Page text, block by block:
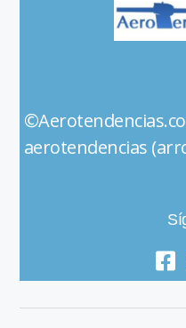
aerotendencias